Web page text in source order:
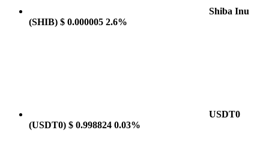
Shiba Inu
(SHIB) $ 0.000005 2.6%
USDT0
(USDT0) $ 0.998824 0.03%